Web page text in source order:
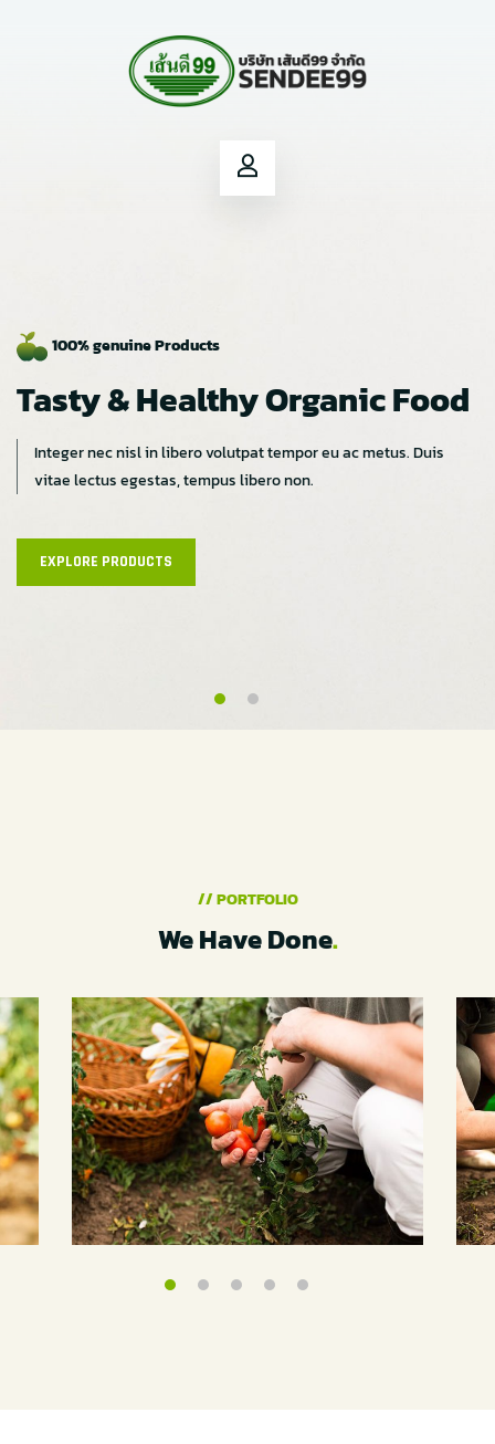
100% genuine Products
Tasty & HealthyOrganic Food
Integer nec nisl in libero volutpat tempor eu ac metus. Duis
vitae lectus egestas, tempus libero non.
EXPLORE PRODUCTS
// PORTFOLIO
We Have Done.